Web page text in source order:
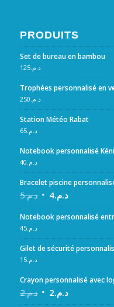
PRODUITS
Set de bureau en bambou
د.م.125
Trophées personnalisé en
د.م.250
Station Météo Rabat
د.م.65
Notebook personnalisé
د.م.40
Bracelet piscine
د.م.5 د.م.4
Notebook personnalisé
د.م.45
Gilet de sécurité
د.م.15
Crayon personnalisé avec
د.م.2 د.م.2